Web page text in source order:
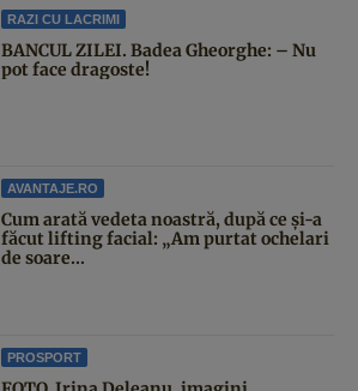
RAZI CU LACRIMI
BANCUL ZILEI. Badea Gheorghe: – Nu
pot face dragoste!
AVANTAJE.RO
Cum arată vedeta noastră, după ce și-a
făcut lifting facial: „Am purtat ochelari
de soare...
PROSPORT